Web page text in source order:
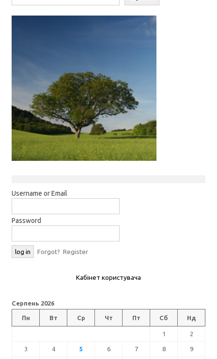
Username or Email
Password
Forgot? Register
Кабінет користувача
Серпень 2026
Пн Вт Ср Чт Пт Сб Нд
1 2
3 4 5 6 7 8 9